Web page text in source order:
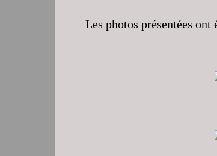
Les photos présentées ont